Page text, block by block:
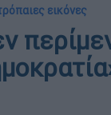
εικόνες